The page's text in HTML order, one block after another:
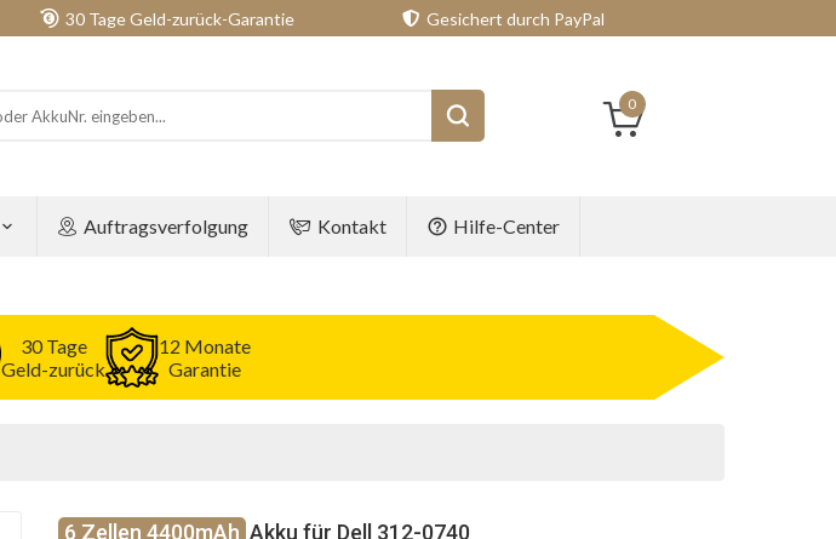
30 Tage Geld-zurück-Garantie Gesichert durch PayPal
0
Auftragsverfolgung Kontakt Hilfe-Center
30 Tage
Geld-zurück
12 Monate
Garantie
6 Zellen 4400mAh Akku für Dell 312-0740